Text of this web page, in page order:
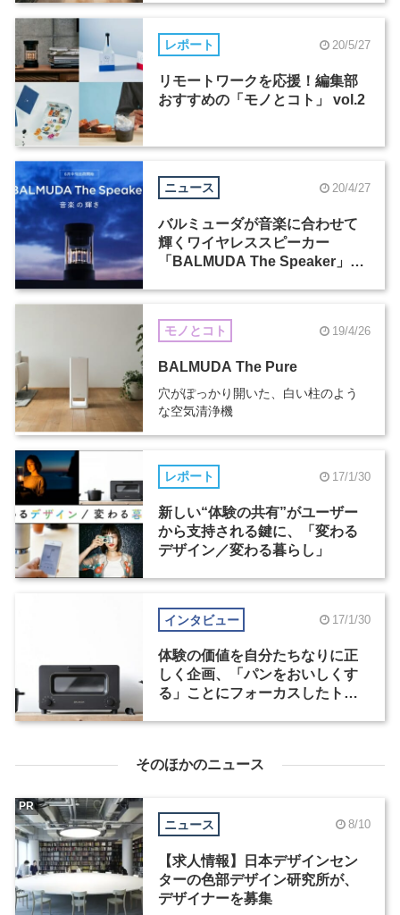
レポート 20/5/27
リモートワークを応援！編集部
おすすめの「モノとコト」 vol.2
ニュース 20/4/27
バルミューダが音楽に合わせて
輝くワイヤレススピーカー
「BALMUDA The Speaker」を
モノとコト 19/4/26
BALMUDA The Pure
穴がぽっかり開いた、白い柱のよう
な空気清浄機
レポート 17/1/30
新しい“体験の共有”がユーザー
から支持される鍵に、「変わる
デザイン／変わる暮らし」
インタビュー 17/1/30
体験の価値を自分たちなりに正
しく企画、「パンをおいしくす
る」ことにフォーカスしたトー
そのほかのニュース
ニュース 8/10
【求人情報】日本デザインセン
ターの色部デザイン研究所が、
デザイナーを募集
PR